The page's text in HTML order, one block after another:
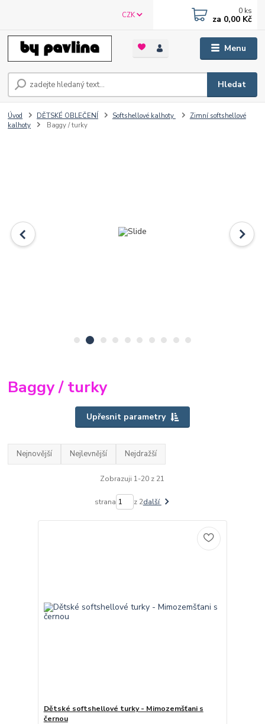
Menu
CZK
Hledat
0 ks
za 0,00 Kč
Úvod DĚTSKÉ OBLEČENÍ Softshellové kalhoty
Zimní softshellové
kalhoty
Baggy / turky
Baggy / turky
Upřesnit parametry
Nejnovější Nejlevnější Nejdražší
Zobrazuji 1-20 z 21
strana z 2další
Dětské softshellové turky - Mimozemšťani s
černou